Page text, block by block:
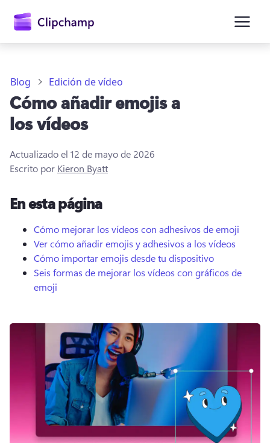
principal
Iniciar sesión
Probar gratis
Blog Edición de vídeo
Cómo añadir emojis a
los vídeos
Actualizado el 12 de mayo de 2026
Escrito por Kieron Byatt
En esta página
Cómo mejorar los vídeos con adhesivos de emoji
Ver cómo añadir emojis y adhesivos a los vídeos
Cómo importar emojis desde tu dispositivo
Seis formas de mejorar los vídeos con gráficos de
emoji